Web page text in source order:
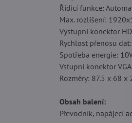
Řídicí funkce:
Max. rozlišení:
Výstupní konektor
Rychlost přenosu
Spotřeba energie:
Vstupní konektor
Rozměry: 87.5 x 68 x
Obsah balení:
Převodník, napájecí